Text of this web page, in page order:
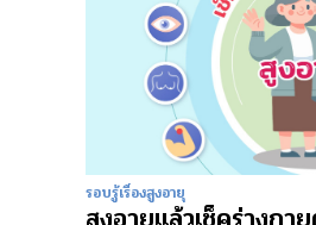
รอบรู้เรื่องสูงอายุ